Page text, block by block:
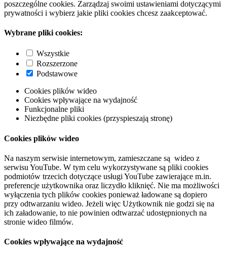
poszczególne cookies. Zarządzaj swoimi ustawieniami dotyczącymi
prywatności i wybierz jakie pliki cookies chcesz zaakceptować.
Wybrane pliki cookies:
Wszystkie
Rozszerzone
Podstawowe
Cookies plików wideo
Cookies wpływające na wydajność
Funkcjonalne pliki
Niezbędne pliki cookies (przyspieszają stronę)
Cookies plików wideo
Na naszym serwisie internetowym, zamieszczane są wideo z
serwisu YouTube. W tym celu wykorzystywane są pliki cookies
podmiotów trzecich dotyczące usługi YouTube zawierające m.in.
preferencje użytkownika oraz liczydło kliknięć. Nie ma możliwości
wyłączenia tych plików cookies ponieważ ładowane są dopiero
przy odtwarzaniu wideo. Jeżeli więc Użytkownik nie godzi się na
ich załadowanie, to nie powinien odtwarzać udostępnionych na
stronie wideo filmów.
Cookies wpływające na wydajność